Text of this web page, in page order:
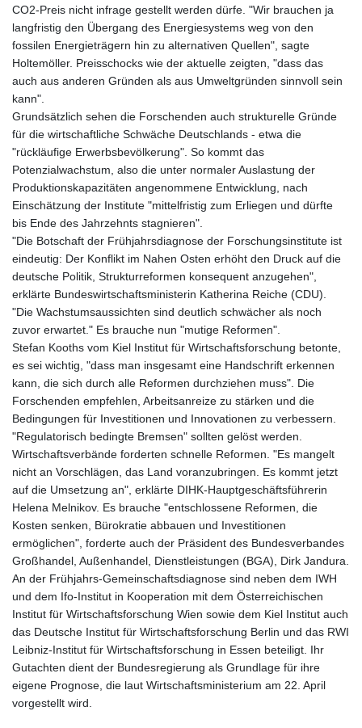
CO2-Preis nicht infrage gestellt werden dürfe. "Wir brauchen ja
langfristig den Übergang des Energiesystems weg von den
fossilen Energieträgern hin zu alternativen Quellen", sagte
Holtemöller. Preisschocks wie der aktuelle zeigten, "dass das
auch aus anderen Gründen als aus Umweltgründen sinnvoll sein
kann".
Grundsätzlich sehen die Forschenden auch strukturelle Gründe
für die wirtschaftliche Schwäche Deutschlands - etwa die
"rückläufige Erwerbsbevölkerung". So kommt das
Potenzialwachstum, also die unter normaler Auslastung der
Produktionskapazitäten angenommene Entwicklung, nach
Einschätzung der Institute "mittelfristig zum Erliegen und dürfte
bis Ende des Jahrzehnts stagnieren".
"Die Botschaft der Frühjahrsdiagnose der Forschungsinstitute ist
eindeutig: Der Konflikt im Nahen Osten erhöht den Druck auf die
deutsche Politik, Strukturreformen konsequent anzugehen",
erklärte Bundeswirtschaftsministerin Katherina Reiche (CDU).
"Die Wachstumsaussichten sind deutlich schwächer als noch
zuvor erwartet." Es brauche nun "mutige Reformen".
Stefan Kooths vom Kiel Institut für Wirtschaftsforschung betonte,
es sei wichtig, "dass man insgesamt eine Handschrift erkennen
kann, die sich durch alle Reformen durchziehen muss". Die
Forschenden empfehlen, Arbeitsanreize zu stärken und die
Bedingungen für Investitionen und Innovationen zu verbessern.
"Regulatorisch bedingte Bremsen" sollten gelöst werden.
Wirtschaftsverbände forderten schnelle Reformen. "Es mangelt
nicht an Vorschlägen, das Land voranzubringen. Es kommt jetzt
auf die Umsetzung an", erklärte DIHK-Hauptgeschäftsführerin
Helena Melnikov. Es brauche "entschlossene Reformen, die
Kosten senken, Bürokratie abbauen und Investitionen
ermöglichen", forderte auch der Präsident des Bundesverbandes
Großhandel, Außenhandel, Dienstleistungen (BGA), Dirk Jandura.
An der Frühjahrs-Gemeinschaftsdiagnose sind neben dem IWH
und dem Ifo-Institut in Kooperation mit dem Österreichischen
Institut für Wirtschaftsforschung Wien sowie dem Kiel Institut auch
das Deutsche Institut für Wirtschaftsforschung Berlin und das RWI
Leibniz-Institut für Wirtschaftsforschung in Essen beteiligt. Ihr
Gutachten dient der Bundesregierung als Grundlage für ihre
eigene Prognose, die laut Wirtschaftsministerium am 22. April
vorgestellt wird.